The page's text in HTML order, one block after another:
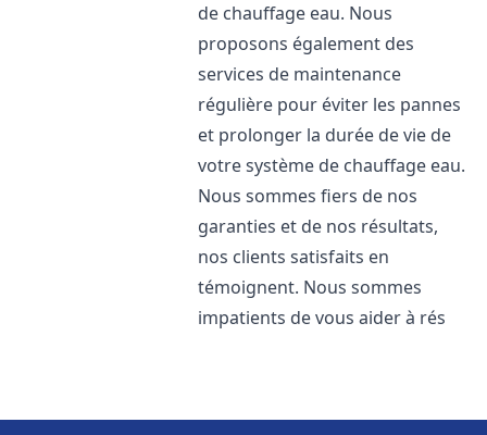
de chauffage eau. Nous
proposons également des
services de maintenance
régulière pour éviter les pannes
et prolonger la durée de vie de
votre système de chauffage eau.
Nous sommes fiers de nos
garanties et de nos résultats,
nos clients satisfaits en
témoignent. Nous sommes
impatients de vous aider à rés